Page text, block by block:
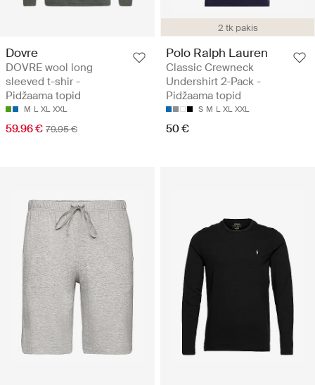
Dovre
DOVRE wool long
sleeved t-shir -
Pidžaama topid
M L XL XXL
59.96 € 79.95 €
2 tk pakis
Polo Ralph Lauren
Classic Crewneck
Undershirt 2-Pack -
Pidžaama topid
S M L XL XXL
50 €